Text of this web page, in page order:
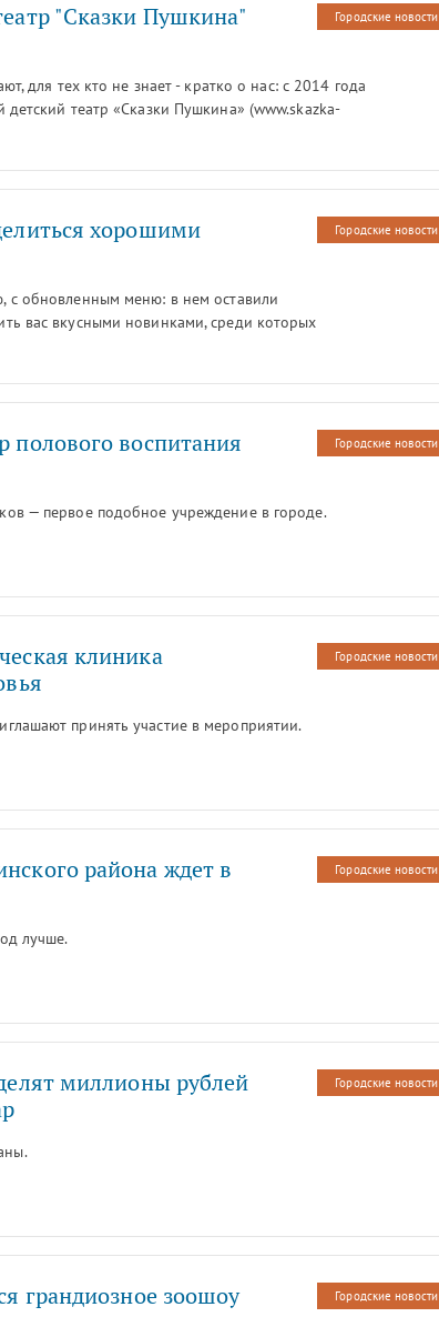
Городские новости
"Сказки Пушкина"
для тех кто не знает - кратко о нас: с 2014 года
детский театр «Сказки Пушкина» (www.skazka-
Городские новости
хорошими
с обновленным меню: в нем оставили
вас вкусными новинками, среди которых
Городские новости
воспитания
— первое подобное учреждение в городе.
Городские новости
клиника
принять участие в мероприятии.
Городские новости
района ждет в
лучше.
Городские новости
миллионы рублей
Городские новости
грандиозное зоошоу